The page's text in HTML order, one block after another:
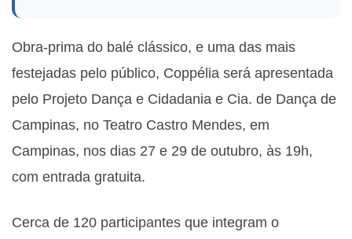
Obra-prima do balé clássico, e uma das mais
festejadas pelo público, Coppélia será apresentada
pelo Projeto Dança e Cidadania e Cia. de Dança de
Campinas, no Teatro Castro Mendes, em
Campinas, nos dias 27 e 29 de outubro, às 19h,
com entrada gratuita.
Cerca de 120 participantes que integram o